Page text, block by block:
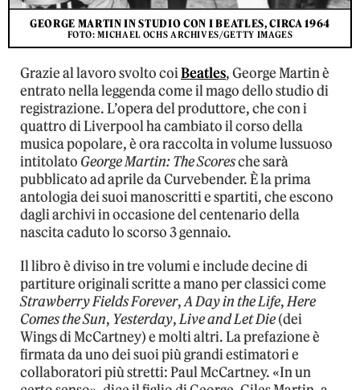
GEORGE MARTIN IN STUDIO CON I BEATLES, CIRCA 1964
FOTO: MICHAEL OCHS ARCHIVES/GETTY IMAGES
Grazie al lavoro svolto coiBeatles, George Martin è
entrato nella leggenda come il mago dello studio di
registrazione. L’opera del produttore, che con i
quattro di Liverpool ha cambiato il corso della
musica popolare, è ora raccolta in volume lussuoso
intitolato George Martin: The Scoresche sarà
pubblicato ad aprile da Curvebender. È la prima
antologia dei suoi manoscritti e spartiti, che escono
dagli archivi in occasione del centenario della
nascita caduto lo scorso 3 gennaio.
Il libro è diviso in tre volumi e include decine di
partiture originali scritte a mano per classici come
Strawberry Fields Forever,A Day in the Life,Here
Comes the Sun, Yesterday,Live and Let Die(dei
Wings di McCartney) e molti altri. La prefazione è
firmata da uno dei suoi più grandi estimatori e
collaboratori più stretti: Paul McCartney. «In un